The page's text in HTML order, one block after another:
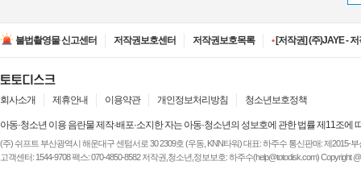
불법촬영물 신고센터 저작권보호센터 저작권보호목록
•[저작권] (주)JAYE -
•[저작권] (주)디즈니엔
회사소개 제휴안내 이용약관 개인정보처리방침 청소년보호정책
아동·청소년 이용 음란물 제작·배포·소지한 자는 아동·청소년의 성보호에 관한 법률 제11조에
(주) 쉬프트 부산광역시 해운대구 센텀서로 30 2309호 (우동, KNN타워) 대표: 하주수 통신판매: 제2015-
고객센터: 1544-9708 팩스: 070-4850-8582 저작권,청소년,정보보호: 하주수(help@totodisk.com) Copyright